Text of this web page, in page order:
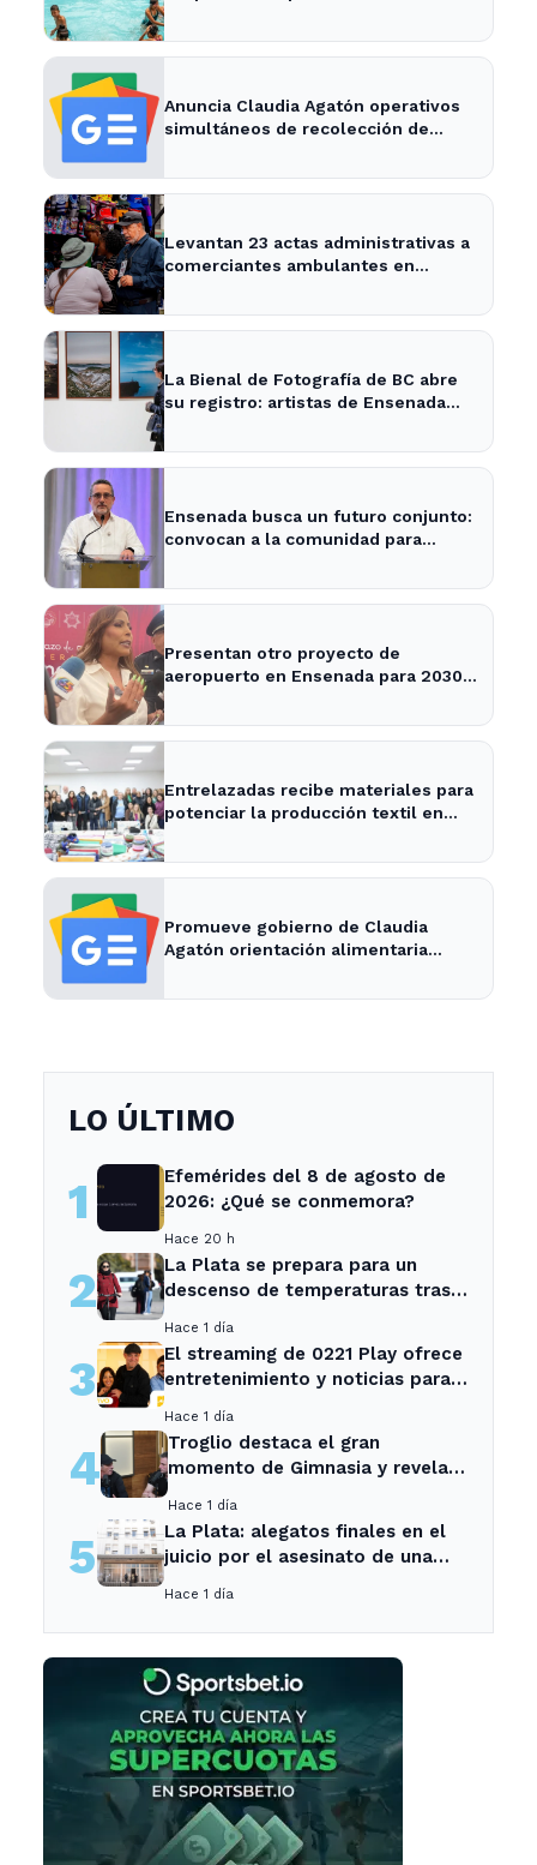
Anuncia Claudia Agatón operativos
simultáneos de recolección de
de Ensenada
Levantan 23 actas administrativas a
comerciantes ambulantes en
La Bienal de Fotografía de BC abre
su registro: artistas de Ensenada
Ensenada busca un futuro conjunto:
convocan a la comunidad para
Presentan otro proyecto de
aeropuerto en Ensenada para 2030 -
Entrelazadas recibe materiales para
potenciar la producción textil en
Promueve gobierno de Claudia
Agatón orientación alimentaria
LO ÚLTIMO
1
Efemérides del 8 de agosto de
2026: ¿Qué se conmemora?
Hace 20 h
2
La Plata se prepara para un
descenso de temperaturas tras
Hace 1 día
3
El streaming de 0221 Play ofrece
entretenimiento y noticias para
Ensenada.
Hace 1 día
4
Troglio destaca el gran
momento de Gimnasia y revela
Hace 1 día
5
La Plata: alegatos finales en el
juicio por el asesinato de una
Hace 1 día